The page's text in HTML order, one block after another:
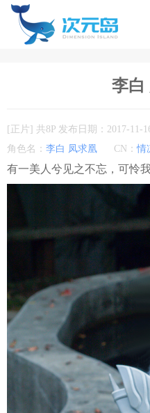
李白
[正片] 共8P 发布日期：2017-11-
角色名： 李白 凤求凰 CN：情
有一美人兮见之不忘，可怜